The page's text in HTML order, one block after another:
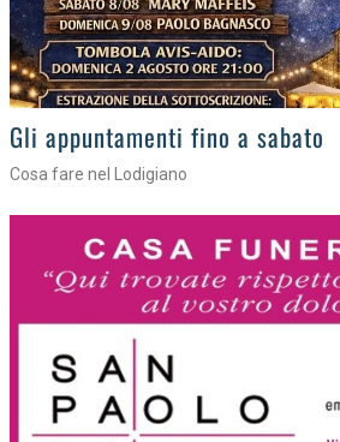
Gli eventi della settimana
Tra torte, cinema e musica live